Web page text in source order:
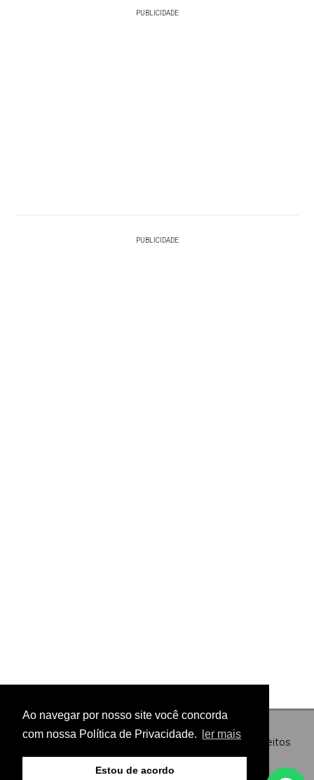
Ao navegar por nosso site você concorda
com nossa Política de Privacidade.
ler mais
Estou de acordo
PUBLICIDADE
PUBLICIDADE
© Copyright 2026 - Preto no Branco - Todos os direitos
reservados